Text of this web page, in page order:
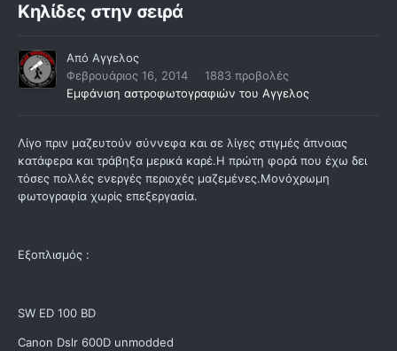
Κηλίδες στην σειρά
Από Αγγελος
Φεβρουάριος 16, 2014
1883 προβολές
Εμφάνιση αστροφωτογραφιών του Αγγελος
Λίγο πριν μαζευτούν σύννεφα και σε λίγες στιγμές άπνοιας
κατάφερα και τράβηξα μερικά καρέ.Η πρώτη φορά που έχω δει
τόσες πολλές ενεργές περιοχές μαζεμένες.Μονόχρωμη
φωτογραφία χωρίς επεξεργασία.
Εξοπλισμός :
SW ED 100 BD
Canon Dslr 600D unmodded